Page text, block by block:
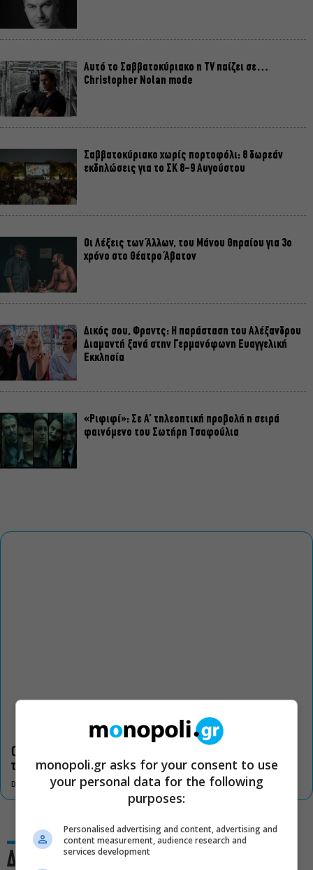
Αυτό το Σαββατοκύριακο η TV παίζει σε…
Christopher Nolan mode
Σαββατοκύριακο χωρίς πορτοφόλι: 8 δωρεάν
εκδηλώσεις για το ΣΚ 8-9 Αυγούστου
Οι Λέξεις των Άλλων, του Μάνου Θηραίου για 3ο
χρόνο στο Θέατρο Άβατον
Δικός σου, Φραντς: Η παράσταση του Αλέξανδρου
Διαμαντή ξανά στην Γερμανόφωνη Ευαγγελική
Εκκλησία
«Ριφιφί»: Σε Α’ τηλεοπτική προβολή η σειρά
φαινόμενο του Σωτήρη Τσαφούλια
Οι «Τρωάδες» στην Επίδαυρο αλλάζουν την αντίληψη για
τον πολιτισμό
DON'T MISS
Δες και αυτό
monopoli.gr asks for your consent to use
your personal data for the following
purposes:
Personalised advertising and content, advertising and
content measurement, audience research and
services development